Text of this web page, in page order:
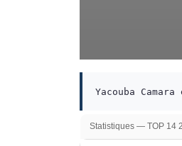
Yacouba
Statistiques — TOP 14